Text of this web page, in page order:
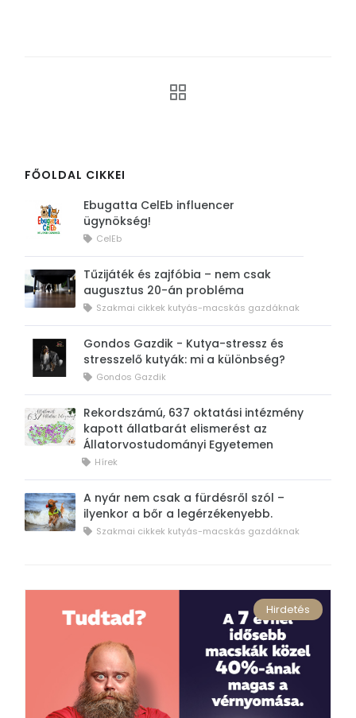
FŐOLDAL CIKKEI
Ebugatta CelEb influencer
ügynökség!
CelEb
Tűzijáték és zajfóbia – nem csak
augusztus 20-án probléma
Szakmai cikkek kutyás-macskás gazdáknak
Gondos Gazdik - Kutya-stressz és
stresszelő kutyák: mi a különbség?
Gondos Gazdik
Rekordszámú, 637 oktatási intézmény
kapott állatbarát elismerést az
Állatorvostudományi Egyetemen
Hírek
A nyár nem csak a fürdésről szól –
ilyenkor a bőr a legérzékenyebb.
Szakmai cikkek kutyás-macskás gazdáknak
Hirdetés